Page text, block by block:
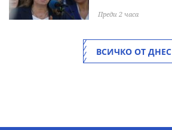
Преди 2 часа
ВСИЧКО ОТ ДНЕС